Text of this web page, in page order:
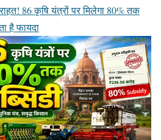
86 कृषि यंत्रों पर मिलेगा 80% तक
है फायदा